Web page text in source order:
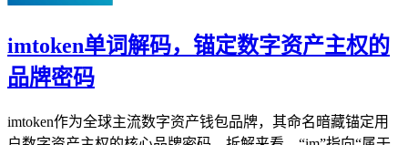
imtoken单词解码，锚定数字资产主权的
品牌密码
imtoken作为全球主流数字资产钱包品牌，其命名暗藏锚定用